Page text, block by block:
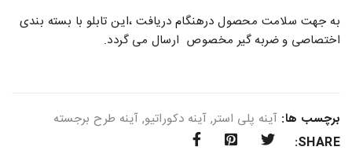
به جهت سلامت محصول درهنگام دریافت ،این تابلو با بسته بندی
اختصاصی و ضربه گیر مخصوص ارسال می گردد.
برچسب ها: آینه پلی استر, آینه دکوراتیو, آینه طرح برجسته
SHARE: